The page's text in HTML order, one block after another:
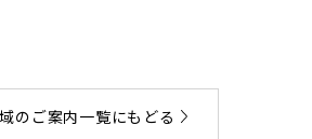
のご案内一覧にもどる